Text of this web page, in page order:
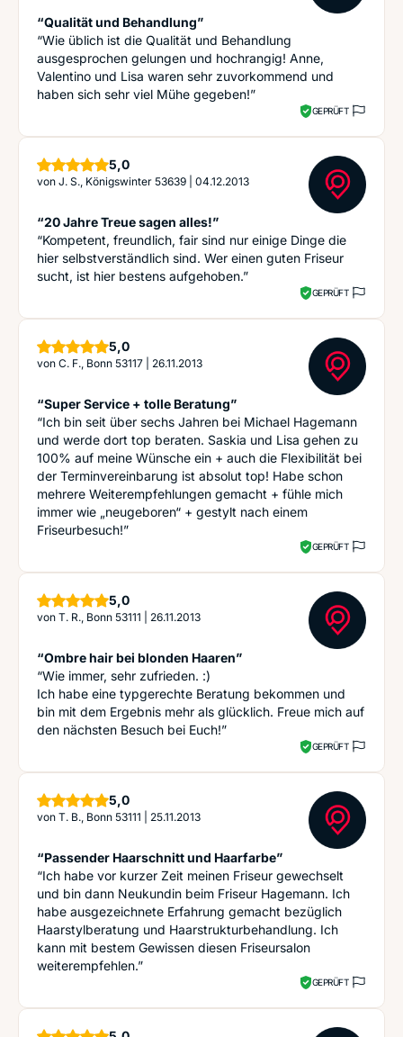
“Qualität und Behandlung”
“Wie üblich ist die Qualität und Behandlung
ausgesprochen gelungen und hochrangig! Anne,
Valentino und Lisa waren sehr zuvorkommend und
haben sich sehr viel Mühe gegeben!”
GEPRÜFT
5,0Sterne
von J. S., Königswinter 53639 04.12.2013
“20 Jahre Treue sagen alles!”
“Kompetent, freundlich, fair sind nur einige Dinge die
hier selbstverständlich sind. Wer einen guten Friseur
sucht, ist hier bestens aufgehoben.”
GEPRÜFT
5,0Sterne
von C. F., Bonn 53117 26.11.2013
“Super Service + tolle Beratung”
“Ich bin seit über sechs Jahren bei Michael Hagemann
und werde dort top beraten. Saskia und Lisa gehen zu
100% auf meine Wünsche ein + auch die Flexibilität bei
der Terminvereinbarung ist absolut top! Habe schon
mehrere Weiterempfehlungen gemacht + fühle mich
immer wie „neugeboren“ + gestylt nach einem
Friseurbesuch!”
GEPRÜFT
5,0Sterne
von T. R., Bonn 53111 26.11.2013
“Ombre hair bei blonden Haaren”
“Wie immer, sehr zufrieden. :)
Ich habe eine typgerechte Beratung bekommen und
bin mit dem Ergebnis mehr als glücklich. Freue mich auf
den nächsten Besuch bei Euch!”
GEPRÜFT
5,0Sterne
von T. B., Bonn 53111 25.11.2013
“Passender Haarschnitt und Haarfarbe”
“Ich habe vor kurzer Zeit meinen Friseur gewechselt
und bin dann Neukundin beim Friseur Hagemann. Ich
habe ausgezeichnete Erfahrung gemacht bezüglich
Haarstylberatung und Haarstrukturbehandlung. Ich
kann mit bestem Gewissen diesen Friseursalon
weiterempfehlen.”
GEPRÜFT